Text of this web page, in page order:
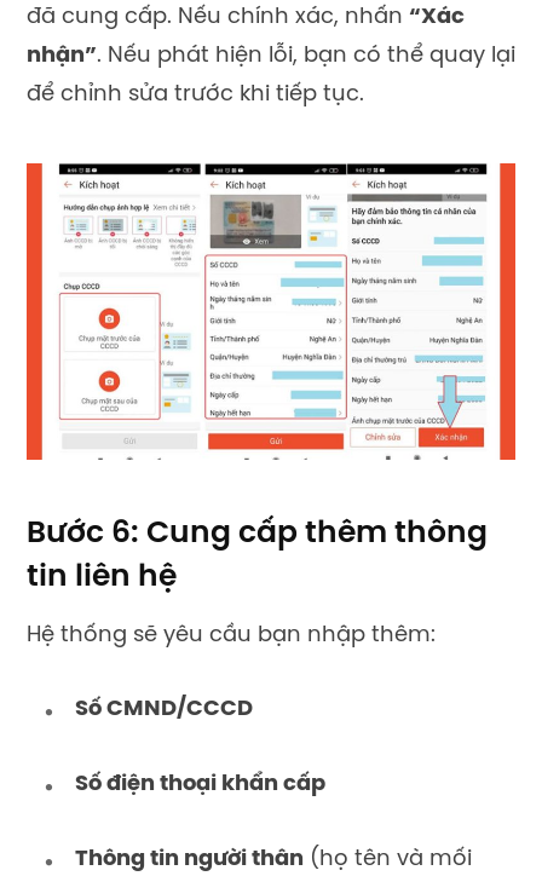
đã cung cấp. Nếu chính xác, nhấn “Xác
nhận”. Nếu phát hiện lỗi, bạn có thể quay lại
để chỉnh sửa trước khi tiếp tục.
Bước 6: Cung cấp thêm thông
tin liên hệ
Hệ thống sẽ yêu cầu bạn nhập thêm:
Số CMND/CCCD
Số điện thoại khẩn cấp
Thông tin người thân (họ tên và mối